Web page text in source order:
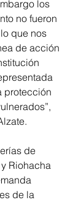
los
no fueron
que nos
de acción
protección
de
Riohacha
de la